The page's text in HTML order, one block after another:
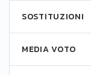
SOSTITUZIONI
MEDIA VOTO